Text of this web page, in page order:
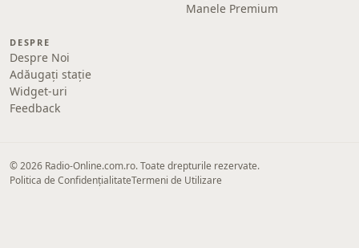
Manele Premium
DESPRE
Despre Noi
Adăugați stație
Widget-uri
Feedback
© 2026 Radio-Online.com.ro. Toate drepturile rezervate.
Politica de ConfidențialitateTermeni de Utilizare